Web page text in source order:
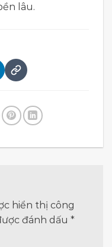
lâu.
hiển thị công
đánh dấu *